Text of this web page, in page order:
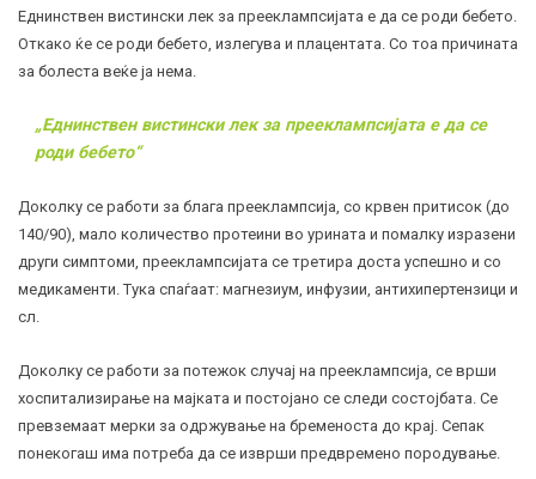
Еднинствен вистински лек за прееклампсијата е да се роди бебето.
Откако ќе се роди бебето, излегува и плацентата. Со тоа причината
за болеста веќе ја нема.
„Еднинствен вистински лек за прееклампсијата е да се
роди бебето“
Доколку се работи за блага прееклампсија, со крвен притисок (до
140/90), мало количество протеини во урината и помалку изразени
други симптоми, прееклампсијата се третира доста успешно и со
медикаменти. Тука спаѓаат: магнезиум, инфузии, антихипертензици и
сл.
Доколку се работи за потежок случај на прееклампсија, се врши
хоспитализирање на мајката и постојано се следи состојбата. Се
превземаат мерки за одржување на бременоста до крај. Сепак
понекогаш има потреба да се изврши предвремено породување.